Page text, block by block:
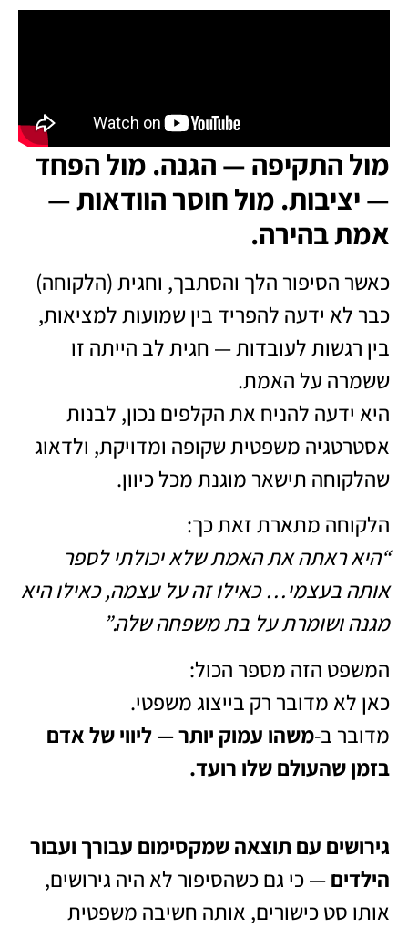
מול התקיפה — הגנה. מול הפחד
— יציבות. מול חוסר הוודאות —
אמת בהירה.
כאשר הסיפור הלך והסתבך, וחגית (הלקוחה)
כבר לא ידעה להפריד בין שמועות למציאות,
בין רגשות לעובדות — חגית לב הייתה זו
ששמרה על האמת.
היא ידעה להניח את הקלפים נכון, לבנות
אסטרטגיה משפטית שקופה ומדויקת, ולדאוג
שהלקוחה תישאר מוגנת מכל כיוון.
הלקוחה מתארת זאת כך:
“היא ראתה את האמת שלא יכולתי לספר
אותה בעצמי… כאילו זה על עצמה, כאילו היא
מגנה ושומרת על בת משפחה שלה.”
המשפט הזה מספר הכול:
כאן לא מדובר רק בייצוג משפטי.
מדובר ב-משהו עמוק יותר — ליווי של אדם
בזמן שהעולם שלו רועד.
גירושים עם תוצאה שמקסימום עבורך ועבור
הילדים— כי גם כשהסיפור לא היה גירושים,
אותו סט כישורים, אותה חשיבה משפטית